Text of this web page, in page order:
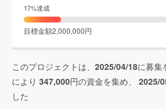
17%達成
目標金額2,000,000円
このプロジェクトは、 2025/04/18に募集
により 347,000円の資金を集め、 2025/
した